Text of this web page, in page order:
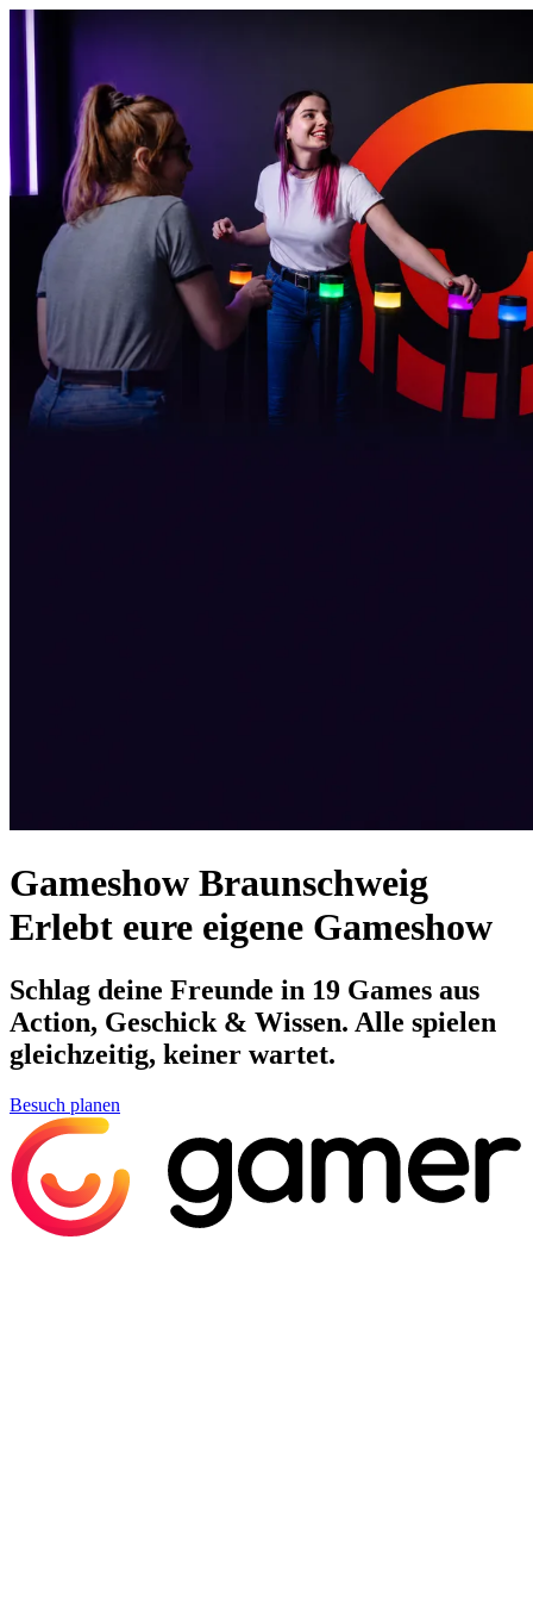
Gameshow Braunschweig
Erlebt eure eigene Gameshow
Schlag deine Freunde in 19 Games aus
Action, Geschick & Wissen. Alle spielen
gleichzeitig, keiner wartet.
Besuch planen